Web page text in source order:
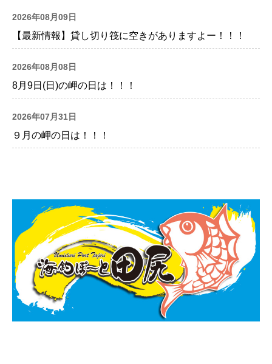
2026年08月09日
【最新情報】貸し切り筏に空きがありますよー！！！
2026年08月08日
8月9日(日)の岬の日は！！！
2026年07月31日
９月の岬の日は！！！